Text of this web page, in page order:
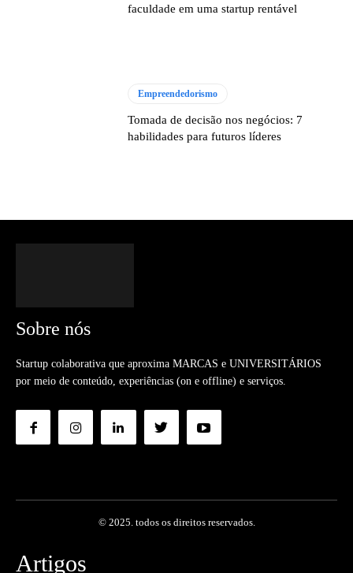
faculdade em uma startup rentável
Empreendedorismo
Tomada de decisão nos negócios: 7
habilidades para futuros líderes
Sobre nós
Startup colaborativa que aproxima MARCAS e UNIVERSITÁRIOS
por meio de conteúdo, experiências (on e offline) e serviços.
© 2025. todos os direitos reservados.
Artigos